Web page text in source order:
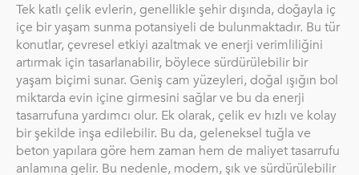
Tek katlı çelik evlerin, genellikle şehir dışında, doğayla iç
içe bir yaşam sunma potansiyeli de bulunmaktadır. Bu tür
konutlar, çevresel etkiyi azaltmak ve enerji verimliliğini
artırmak için tasarlanabilir, böylece sürdürülebilir bir
yaşam biçimi sunar. Geniş cam yüzeyleri, doğal ışığın bol
miktarda evin içine girmesini sağlar ve bu da enerji
tasarrufuna yardımcı olur. Ek olarak, çelik ev hızlı ve kolay
bir şekilde inşa edilebilir. Bu da, geleneksel tuğla ve
beton yapılara göre hem zaman hem de maliyet tasarrufu
anlamına gelir. Bu nedenle, modern, şık ve sürdürülebilir